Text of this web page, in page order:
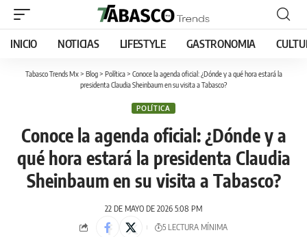
INICIO NOTICIAS LIFESTYLE GASTRONOMIA
Tabasco Trends Mx> Blog> Política> Conoce la agenda oficial: ¿Dónde y a qué hora estará la
presidenta Claudia Sheinbaum en su visita a Tabasco?
POLÍTICA
Conoce la agenda oficial: ¿Dónde y a
qué hora estará la presidenta Claudia
Sheinbaum en su visita a Tabasco?
22 DE MAYO DE 2026 5:08 PM
5 LECTURA MÍNIMA